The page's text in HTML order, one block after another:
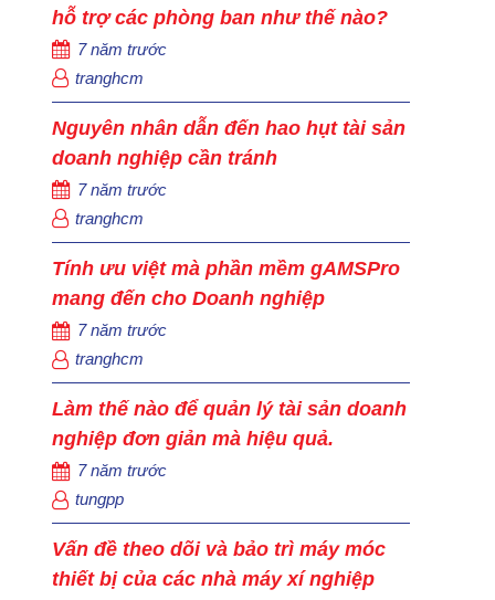
hỗ trợ các phòng ban như thế nào?
7 năm trước
tranghcm
Nguyên nhân dẫn đến hao hụt tài sản
doanh nghiệp cần tránh
7 năm trước
tranghcm
Tính ưu việt mà phần mềm gAMSPro
mang đến cho Doanh nghiệp
7 năm trước
tranghcm
Làm thế nào để quản lý tài sản doanh
nghiệp đơn giản mà hiệu quả.
7 năm trước
tungpp
Vấn đề theo dõi và bảo trì máy móc
thiết bị của các nhà máy xí nghiệp